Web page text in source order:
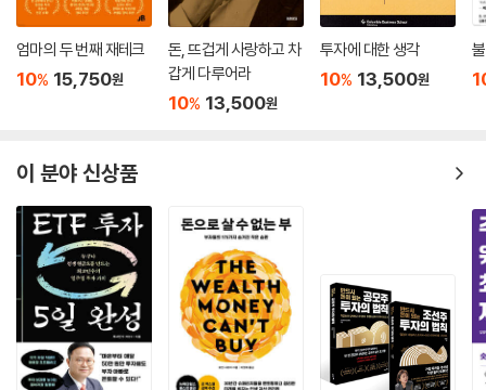
A. 가계부는 반드시 써야 합니다. 토스와 뱅크샐러드 앱을 추천합니다. 앱
가계부를 쓸 때는 가능한 한 모든 자산을 연동하고, 지출이 발생할 때마다
짧게나마 메모를 남겨주세요. 카테고리까지 분류해두면 월말 정산도 10분
안에 끝낼 수 있어요.
A. 기준 금액은 없습니다. 각자의 경제적 사정과 소비 성향이 다르기 때문
짤 필요도 없어요. ’나는 이 정도 금액을 쓰는 것 같은데?‘ 정도로 충분합니
다. 그 다음에는 실제로 돈을 써보면서 조정하면 됩니다.
Q. 할인 정보를 놓치지 않기 위해 SNS를 늘 열어둬요.
A. SNS를 자주 살펴보면 불필요한 감정 소모가 늘어날 수 있어요. 정보 수
집용 계정을 따로 만들고 경제, 재테크 콘텐츠만 보이도록 알고리즘을 설
정해두세요. ‘구글 알리미’를 활용하는 것도 방법입니다. 웹사이트에서 원
엄마의 두 번째 재테크
10% 15,750원
돈, 뜨겁게 사랑하고 차
갑게 다루어라
10% 13,500원
투자에 대한 생각
10% 13,500원
이 분야 신상품